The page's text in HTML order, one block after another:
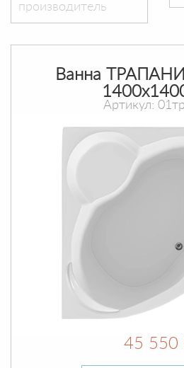
производитель
Ванна
Артикул:
45 550